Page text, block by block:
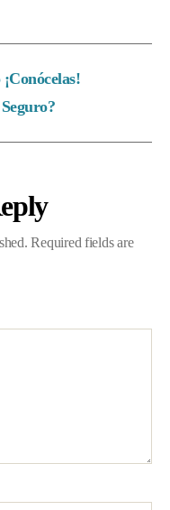
Required fields are